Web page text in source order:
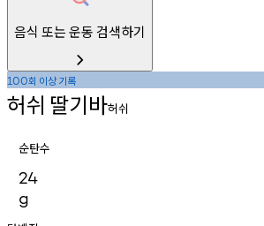
음식 또는 운동 검색하기
100회 이상기록
허쉬 딸기바허쉬
순탄수
24
g